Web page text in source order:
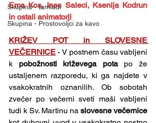
Skupina - tamladi
Skupina - Prostovoljci za kavo
Ema Kos, Ines Salecl, Ksenija Kodrun
in ostali animatorji
KRIŽEV POT in SLOVESNE
VEČERNICE - V postnem času vabljeni
k pobožnosti križevega pota po že
ustaljenem razporedu, ki ga najdete v
vsakokratnih oznanilih. Ob sobotah
zvečer po večerni sveti maši vabljeni
tudi k Sv. Martinu na